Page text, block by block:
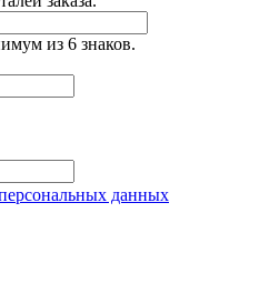
из 6 знаков.
данных